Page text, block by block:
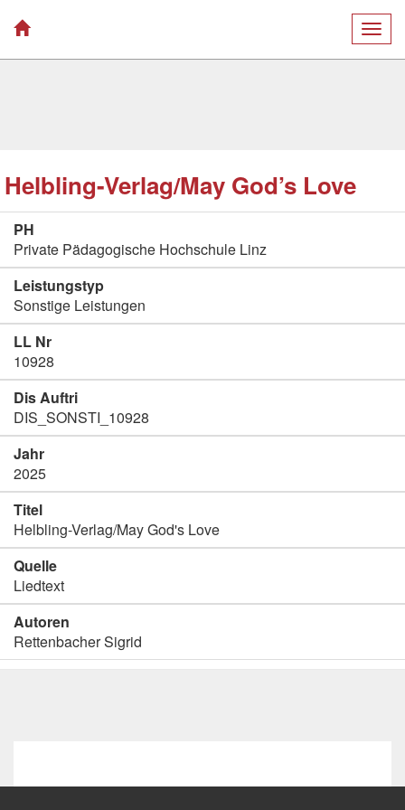
Helbling-Verlag/May God’s Love
PH
Private Pädagogische Hochschule Linz
Leistungstyp
Sonstige Leistungen
LL Nr
10928
Dis Auftri
DIS_SONSTI_10928
Jahr
2025
Titel
Helbling-Verlag/May God's Love
Quelle
Liedtext
Autoren
Rettenbacher Sigrid